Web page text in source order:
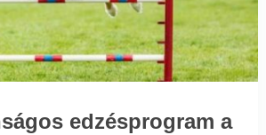
edzésprogram a